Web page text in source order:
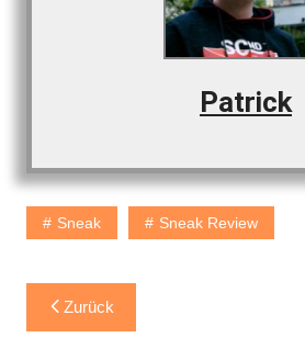
Patrick
Sneak Sneak Review
Beitragsnavigation
Zurück